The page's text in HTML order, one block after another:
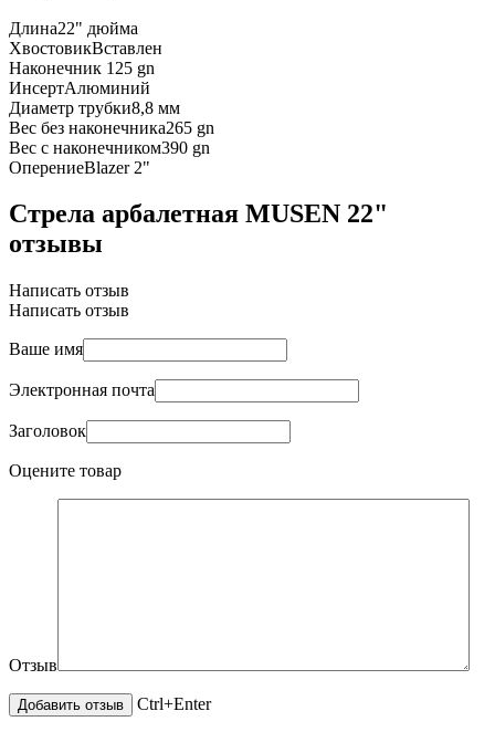
Длина22" дюйма
ХвостовикВставлен
Наконечник 125 gn
ИнсертАлюминий
Диаметр трубки8,8 мм
Вес без наконечника265 gn
Вес с наконечником390 gn
ОперениеBlazer 2"
Стрела арбалетная MUSEN 22"
отзывы
Написать отзыв
Написать отзыв
Ваше имя
Электронная почта
Заголовок
Оцените товар
Отзыв
Ctrl+Enter